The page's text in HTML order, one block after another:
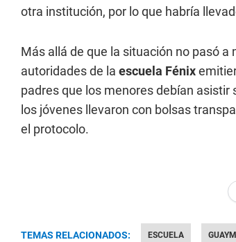
otra institución, por lo que habría
Más allá de que la situación no pasó
autoridades de la escuela Fénix
padres que los menores debían
los jóvenes llevaron con bolsas
el protocolo.
TEMAS RELACIONADOS: ESCUELA